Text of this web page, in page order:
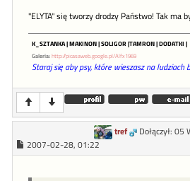
"ELYTA" się tworzy drodzy Państwo! Tak ma
K_SZTANKA | MAKINON | SOLIGOR |TAMRON | DODATKI |
Galeria:http://picasaweb.google.pl/Alfx1969
Staraj się aby psy, które wieszasz na ludziach
tref
Dołączył: 05
2007-02-28, 01:22